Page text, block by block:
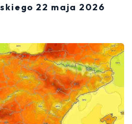
22 maja 2026